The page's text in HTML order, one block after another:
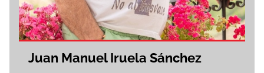
Juan Manuel Iruela Sánchez